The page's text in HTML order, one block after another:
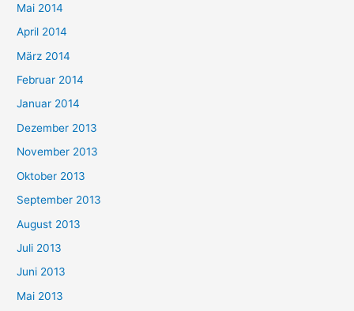
Mai 2014
April 2014
März 2014
Februar 2014
Januar 2014
Dezember 2013
November 2013
Oktober 2013
September 2013
August 2013
Juli 2013
Juni 2013
Mai 2013